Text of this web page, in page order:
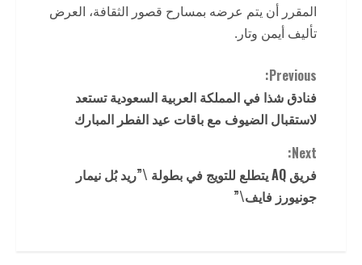
المقرر أن يتم عرضه بمسارح قصور الثقافة، العرض
تأليف أيمن وتار.
C
o
n
t
Previous:
فنادق شذا في المملكة العربية السعودية تستعد
لاستقبال الضيوف مع باقات عيد الفطر المبارك
Next:
فريق AQ يتطلع للتويج في بطولة \”ريد بُل نيمار
جونيورز فايف\”